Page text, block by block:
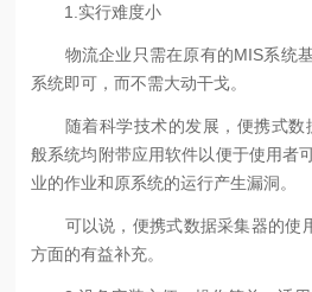
1.实行难度小
物流企业只需在原有的MIS系统基
系统即可，而不需大动干戈。
随着科学技术的发展，便携式数
般系统均附带应用软件以便于使用者
业的作业和原系统的运行产生漏洞。
可以说，便携式数据采集器的使
方面的有益补充。